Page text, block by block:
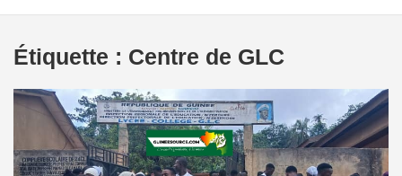
Étiquette : Centre de GLC